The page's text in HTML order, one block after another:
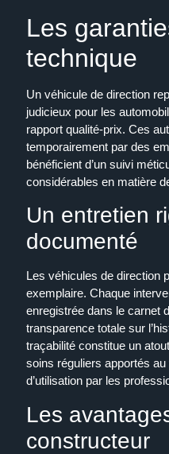
Les
technique
Un véhicule de direction
judicieux pour les
rapport qualité-prix. Ces
temporairement par des
bénéficient d’un suivi
considérables en matière
Un entretien
documenté
Les véhicules de direction
exemplaire. Chaque
enregistrée dans le carnet
transparence totale sur
traçabilité constitue un
soins réguliers apportés
d’utilisation par les
Les
constructeur